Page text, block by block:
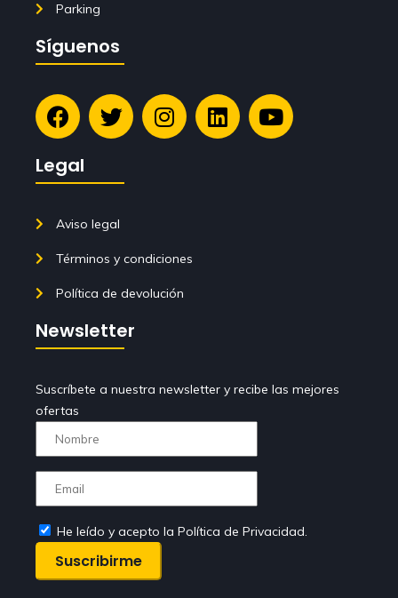
Parking
Síguenos
Legal
Aviso legal
Términos y condiciones
Política de devolución
Newsletter
Suscríbete a nuestra newsletter y recibe las mejores
ofertas
He leído y acepto la Política de Privacidad.